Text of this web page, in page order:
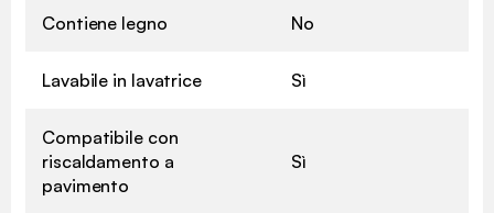
Contiene legno No
Lavabile in lavatrice Sì
Compatibile con
riscaldamento a
pavimento
Sì